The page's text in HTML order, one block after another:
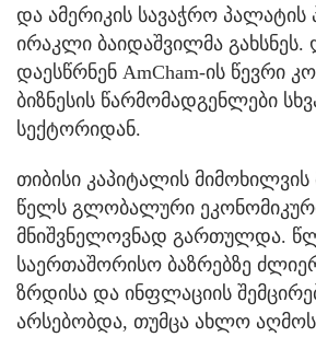
და ამერიკის სავაჭრო პალატის
ირაკლი ბაიდაშვილმა გახსნეს.
დაესწრნენ AmCham-ის წევრი
ბიზნესის წარმომადგენლები
სექტორიდან.
თიბისი კაპიტალის მიმოხილვის
წელს გლობალური
მნიშვნელოვნად გართულდა.
საერთაშორისო ბაზრებზე
ზრდისა და ინფლაციის
არსებობდა, თუმცა ახლო